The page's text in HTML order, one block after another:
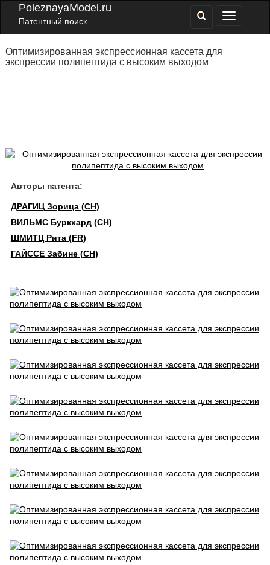
PoleznayaModel.ru
Патентный поиск
Оптимизированная экспрессионная кассета для
экспрессии полипептида с высоким выходом
Авторы патента:
ДРАГИЦ Зорица (CH)
ВИЛЬМС Буркхард (CH)
ШМИТЦ Рита (FR)
ГАЙССЕ Забине (CH)